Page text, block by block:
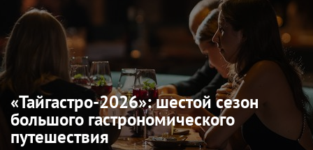
«Тайгастро-2026»: шестой сезон
большого гастрономического
путешествия